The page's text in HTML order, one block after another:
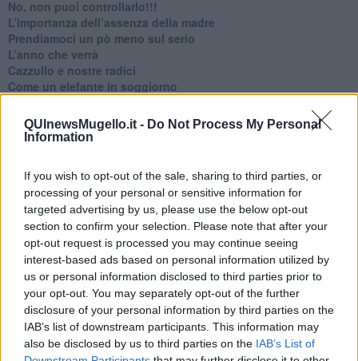
QUInewsMugello.it - Do Not Process My Personal
Information
If you wish to opt-out of the sale, sharing to third parties, or
processing of your personal or sensitive information for
targeted advertising by us, please use the below opt-out
section to confirm your selection. Please note that after your
opt-out request is processed you may continue seeing
interest-based ads based on personal information utilized by
us or personal information disclosed to third parties prior to
your opt-out. You may separately opt-out of the further
disclosure of your personal information by third parties on the
IAB’s list of downstream participants. This information may
also be disclosed by us to third parties on the IAB’s List of
No, non puoi controllarlo!!!
​L’importanza dell’assenza della madre
​Prendiamoci un pò meno sul serio
​L’anno che verrà
​Cazzullo e nostre radici
​Come un elefante in soggiorno
E se le cose non vanno come vorresti?
​Chi sono i genitori elicottero
​L’importanza della comunicazione in famiglia
​Il diritto ad essere disconnessi
​Il pensiero dicotomico e la salute mentale
​Consigli di lettura per genitori e non solo
​La Clownterapia
​Differenze tra persone frustrate e non
L’invisibile fatica mentale
Vacanze a km zero
​Buone Vacan(si)e!
​Il lato positivo delle cose
​Storie antiche di tempi moderni
​Quello che alle mamme non dicono